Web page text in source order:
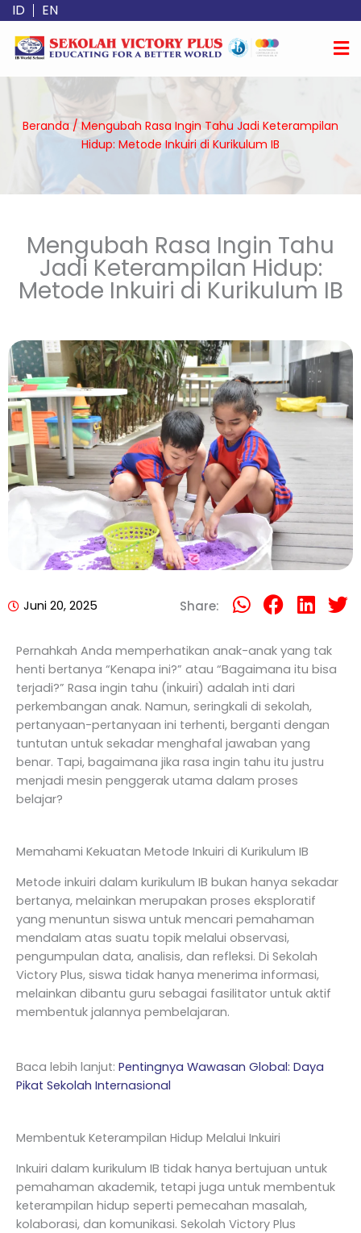
Lewati
konten
ID EN
Beranda / Mengubah Rasa Ingin Tahu Jadi Keterampilan
Hidup: Metode Inkuiri di Kurikulum IB
Mengubah Rasa Ingin Tahu
Jadi Keterampilan Hidup:
Metode Inkuiri di Kurikulum IB
Juni 20, 2025 Share:
Pernahkah Anda memperhatikan anak-anak yang tak
henti bertanya “Kenapa ini?” atau “Bagaimana itu bisa
terjadi?” Rasa ingin tahu (inkuiri) adalah inti dari
perkembangan anak. Namun, seringkali di sekolah,
pertanyaan-pertanyaan ini terhenti, berganti dengan
tuntutan untuk sekadar menghafal jawaban yang
benar. Tapi, bagaimana jika rasa ingin tahu itu justru
menjadi mesin penggerak utama dalam proses
belajar?
Memahami Kekuatan Metode Inkuiri di Kurikulum IB
Metode inkuiri dalam kurikulum IB bukan hanya sekadar
bertanya, melainkan merupakan proses eksploratif
yang menuntun siswa untuk mencari pemahaman
mendalam atas suatu topik melalui observasi,
pengumpulan data, analisis, dan refleksi. Di Sekolah
Victory Plus, siswa tidak hanya menerima informasi,
melainkan dibantu guru sebagai fasilitator untuk aktif
membentuk jalannya pembelajaran.
Baca lebih lanjut: Pentingnya Wawasan Global: Daya
Pikat Sekolah Internasional
Membentuk Keterampilan Hidup Melalui Inkuiri
Inkuiri dalam kurikulum IB tidak hanya bertujuan untuk
pemahaman akademik, tetapi juga untuk membentuk
keterampilan hidup seperti pemecahan masalah,
kolaborasi, dan komunikasi. Sekolah Victory Plus